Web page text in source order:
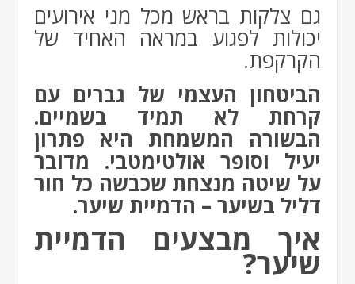
גם צלקות בראש מכל מני אירועים
יכולות לפגוע במראה האחיד של
הקרקפת.
הביטחון העצמי של גברים עם
קרחת לא תמיד בשמיים.
הבשורה המשמחת היא פתרון
יעיל וסופר אולטימטבי. מדובר
על שיטה מנצחת שכבשה כל חור
דליל בשיער – הדמיית שיער.
איך מבצעים הדמיית
שיער?